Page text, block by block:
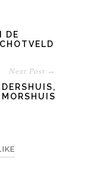
DE
&
Next Post →